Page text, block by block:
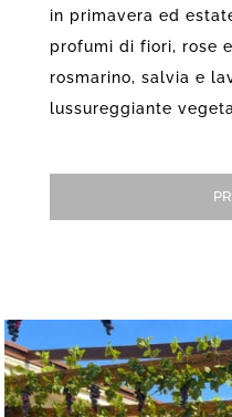
in primavera ed
profumi di fiori, rose
rosmarino, salvia e
lussureggiante